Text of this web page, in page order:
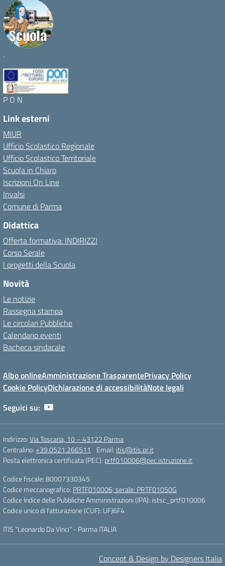
.
P O N
Link esterni
MIUR
Ufficio Scolastico Regionale
Ufficio Scolastico Territoriale
Scuola in Chiaro
Iscrizioni On Line
Invalsi
Comune di Parma
Didattica
Offerta formativa: INDIRIZZI
Corso Serale
I progetti della Scuola
Novità
Le notizie
Rassegna stampa
Le circolari Pubbliche
Calendario eventi
Bacheca sindacale
Albo onlineAmministrazione TrasparentePrivacy Policy
Cookie PolicyDichiarazione di accessibilitàNote legali
Seguici su:
Indirizzo:Via Toscana, 10 – 43122 Parma
Centralino:+39.0521.266511 Email: itis@itis.pr.it
Posta elettronica certificata (PEC): prtf010006@pec.istruzione.it
Codice fiscale: 80007330345
Codice meccanografico: PRTF010006; serale: PRTF01050G
Codice Indice delle Pubbliche Amministrazioni (IPA): istsc_prtf010006
Codice unico di fatturazione (CUF): UFJ6F4
ITIS "Leonardo Da Vinci" - Parma ITALIA
Concept & Design by Designers Italia